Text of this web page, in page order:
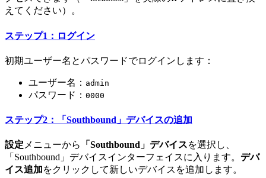
えてください）。
ステップ1：ログイン
初期ユーザー名とパスワードでログインします：
ユーザー名： admin
パスワード： 0000
ステップ2：「Southbound」デバイスの追加
設定 メニューから 「Southbound」デバイスを選択し、
「Southbound」デバイスインターフェイスに入ります。 デバ
イス追加をクリックして新しいデバイスを追加します。